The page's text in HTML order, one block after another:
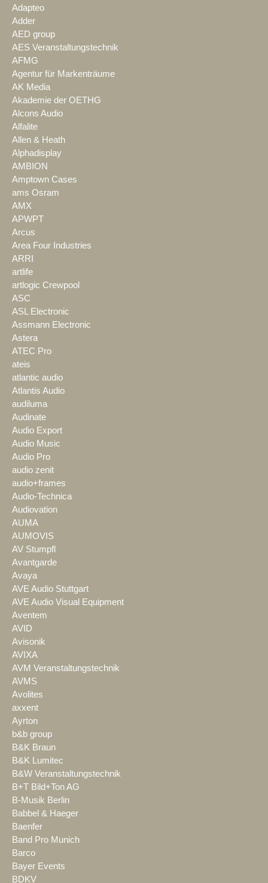
Adapteo
Adder
AED group
AES Veranstaltungstechnik
AFMG
Agentur für Markenträume
AK Media
Akademie der OETHG
Alcons Audio
Alfalite
Allen & Heath
Alphadisplay
AMBION
Amptown Cases
ams Osram
AMX
APWPT
Arcus
Area Four Industries
ARRI
artlife
artlogic Crewpool
ASC
ASL Electronic
Assmann Electronic
Astera
ATEC Pro
ateis
atlantic audio
Atlantis Audio
audiluma
Audinate
Audio Export
Audio Music
Audio Pro
audio zenit
audio+frames
Audio-Technica
Audiovation
AUMA
AUMOVIS
AV Stumpfl
Avantgarde
Avaya
AVE Audio Stuttgart
AVE Audio Visual Equipment
Aventem
AVID
Avisonik
AVIXA
AVM Veranstaltungstechnik
AVMS
Avolites
axxent
Ayrton
b&b group
B&K Braun
B&K Lumitec
B&W Veranstaltungstechnik
B+T Bild+Ton AG
B-Musik Berlin
Babbel & Haeger
Baenfer
Band Pro Munich
Barco
Bayer Events
BDKV